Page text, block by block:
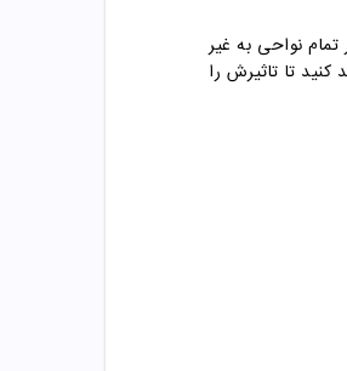
نواحی به غیر
کنید تا تاثیرش را